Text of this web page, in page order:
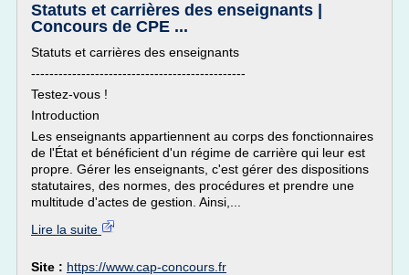
Statuts et carrières des enseignants |
Concours de CPE ...
Statuts et carrières des enseignants
-----------------------------------------------
Testez-vous !
Introduction
Les enseignants appartiennent au corps des fonctionnaires
de l'État et bénéficient d'un régime de carrière qui leur est
propre. Gérer les enseignants, c'est gérer des dispositions
statutaires, des normes, des procédures et prendre une
multitude d'actes de gestion. Ainsi,...
Lire la suite
Site : https://www.cap-concours.fr